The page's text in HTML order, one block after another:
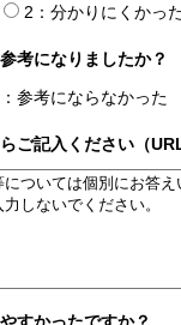
2：分かりにくかっ
考になりましたか？
参考にならなかった
ご記入ください（